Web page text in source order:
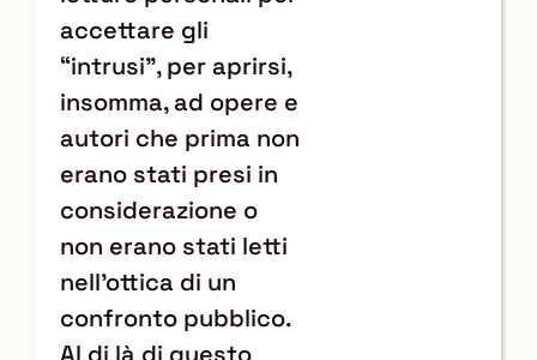
accettare gli
“intrusi”, per aprirsi,
insomma, ad opere e
autori che prima non
erano stati presi in
considerazione o
non erano stati letti
nell’ottica di un
confronto pubblico.
Al di là di questo